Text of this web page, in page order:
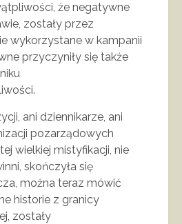
że negatywne
zostały przez
wykorzystane w kampanii
przyczyniły się także
ani dziennikarze, ani
pozarządowych
wielkiej mistyfikacji, nie
skończyła się
można teraz mówić
historie z granicy
zostały